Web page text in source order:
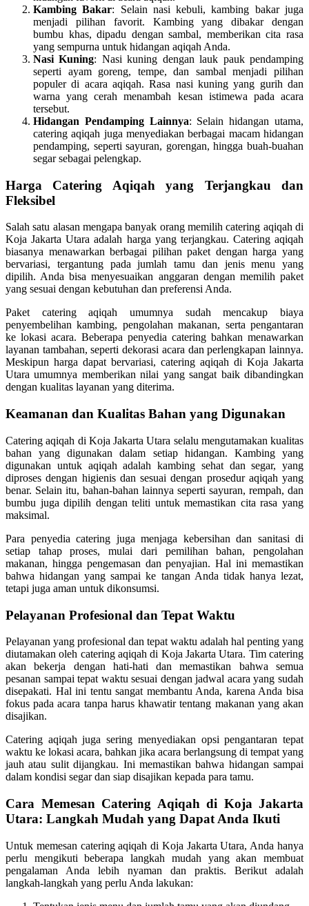
Kambing Bakar: Selain nasi kebuli, kambing bakar juga
menjadi pilihan favorit. Kambing yang dibakar dengan
bumbu khas, dipadu dengan sambal, memberikan cita rasa
yang sempurna untuk hidangan aqiqah Anda.
Nasi Kuning: Nasi kuning dengan lauk pauk pendamping
seperti ayam goreng, tempe, dan sambal menjadi pilihan
populer di acara aqiqah. Rasa nasi kuning yang gurih dan
warna yang cerah menambah kesan istimewa pada acara
tersebut.
Hidangan Pendamping Lainnya: Selain hidangan utama,
catering aqiqah juga menyediakan berbagai macam hidangan
pendamping, seperti sayuran, gorengan, hingga buah-buahan
segar sebagai pelengkap.
Harga Catering Aqiqah yang Terjangkau dan
Fleksibel
Salah satu alasan mengapa banyak orang memilih catering aqiqah di
Koja Jakarta Utara adalah harga yang terjangkau. Catering aqiqah
biasanya menawarkan berbagai pilihan paket dengan harga yang
bervariasi, tergantung pada jumlah tamu dan jenis menu yang
dipilih. Anda bisa menyesuaikan anggaran dengan memilih paket
yang sesuai dengan kebutuhan dan preferensi Anda.
Paket catering aqiqah umumnya sudah mencakup biaya
penyembelihan kambing, pengolahan makanan, serta pengantaran
ke lokasi acara. Beberapa penyedia catering bahkan menawarkan
layanan tambahan, seperti dekorasi acara dan perlengkapan lainnya.
Meskipun harga dapat bervariasi, catering aqiqah di Koja Jakarta
Utara umumnya memberikan nilai yang sangat baik dibandingkan
dengan kualitas layanan yang diterima.
Keamanan dan Kualitas Bahan yang Digunakan
Catering aqiqah di Koja Jakarta Utara selalu mengutamakan kualitas
bahan yang digunakan dalam setiap hidangan. Kambing yang
digunakan untuk aqiqah adalah kambing sehat dan segar, yang
diproses dengan higienis dan sesuai dengan prosedur aqiqah yang
benar. Selain itu, bahan-bahan lainnya seperti sayuran, rempah, dan
bumbu juga dipilih dengan teliti untuk memastikan cita rasa yang
maksimal.
Para penyedia catering juga menjaga kebersihan dan sanitasi di
setiap tahap proses, mulai dari pemilihan bahan, pengolahan
makanan, hingga pengemasan dan penyajian. Hal ini memastikan
bahwa hidangan yang sampai ke tangan Anda tidak hanya lezat,
tetapi juga aman untuk dikonsumsi.
Pelayanan Profesional dan Tepat Waktu
Pelayanan yang profesional dan tepat waktu adalah hal penting yang
diutamakan oleh catering aqiqah di Koja Jakarta Utara. Tim catering
akan bekerja dengan hati-hati dan memastikan bahwa semua
pesanan sampai tepat waktu sesuai dengan jadwal acara yang sudah
disepakati. Hal ini tentu sangat membantu Anda, karena Anda bisa
fokus pada acara tanpa harus khawatir tentang makanan yang akan
disajikan.
Catering aqiqah juga sering menyediakan opsi pengantaran tepat
waktu ke lokasi acara, bahkan jika acara berlangsung di tempat yang
jauh atau sulit dijangkau. Ini memastikan bahwa hidangan sampai
dalam kondisi segar dan siap disajikan kepada para tamu.
Cara Memesan Catering Aqiqah di Koja Jakarta
Utara: Langkah Mudah yang Dapat Anda Ikuti
Untuk memesan catering aqiqah di Koja Jakarta Utara, Anda hanya
perlu mengikuti beberapa langkah mudah yang akan membuat
pengalaman Anda lebih nyaman dan praktis. Berikut adalah
langkah-langkah yang perlu Anda lakukan: